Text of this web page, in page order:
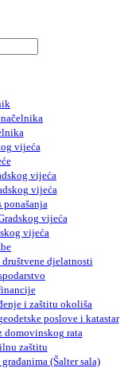
vijeća
vijeća
vijeća
vijeća
vijeća
djelatnosti
i zaštitu okoliša
poslove i katastar
domovinskog rata
zaštitu
(Šalter sala)